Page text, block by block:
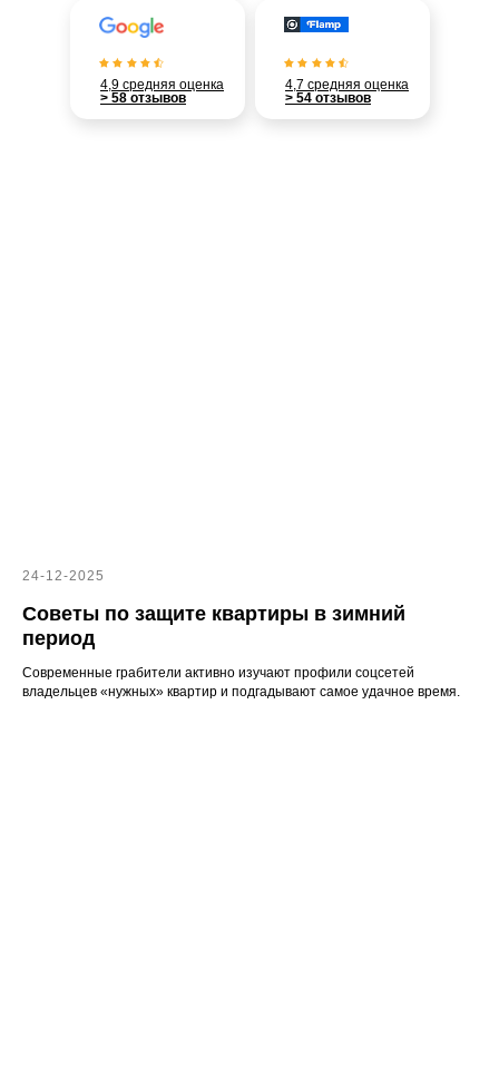
4,9 средняя оценка
> 58 отзывов
4,7 средняя оценка
> 54 отзывов
24-12-2025
Советы по защите квартиры в зимний
период
Современные грабители активно изучают профили соцсетей
владельцев «нужных» квартир и подгадывают самое удачное время.